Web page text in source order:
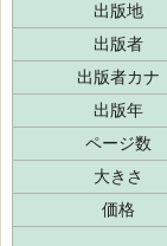
出版地
出版者
出版者カナ
出版年
ページ数
大きさ
価格